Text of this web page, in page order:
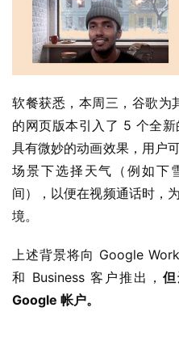
软餐获悉，本周三，谷歌
的网页版本引入了 5 个全
具有微妙的动画效果，用户
场景下选择天气（例如下
间），以便在视频通话时，
境。
上述背景将向 Google
和 Business 客户推出，
Google 帐户。